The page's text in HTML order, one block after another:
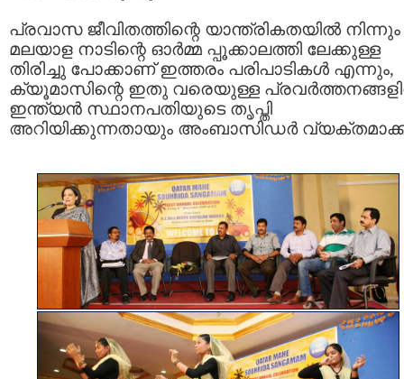
പ്രവാസ ജീവിതത്തിന്റെ യാന്ത്രികതയില്‍ നിന്നും
മലയാള നാടിന്റെ ഓര്‍മ്മ പ്പൂക്കാലത്തി ലേക്കുള്ള
തിരിച്ചു പോക്കാണ് ഇത്തരം പരിപാടികള്‍ എന്നും,
ക്യൂമാസിന്റെ ഇതു വരെയുള്ള
ഇന്ത്യന്‍ സ്ഥാനപതിയുടെ തൃപ്തി
അറിയിക്കുന്നതായും അംബാസിഡര്‍